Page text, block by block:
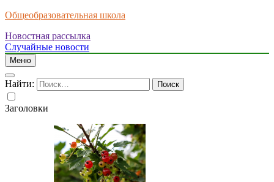
Общеобразовательная школа
Новостная рассылка
Случайные новости
Меню
Найти:
Заголовки